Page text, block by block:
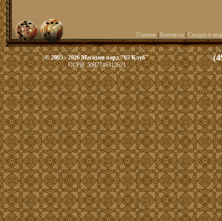
Главная Контакты| Скидки и
© 2005 - 2026 Магазин нард "65 Клуб"
ОГРН: 5087746312671